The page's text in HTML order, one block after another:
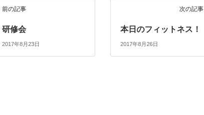
前の記事
研修会
2017年8月23日
次の記事
本日のフィットネス！
2017年8月26日